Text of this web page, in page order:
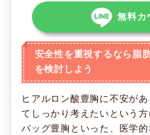
無料カ
安全性を重視するなら脂
を検討しよう
ヒアルロン酸豊胸に不安が
てしっかり考えたいという
バッグ豊胸といった、医学